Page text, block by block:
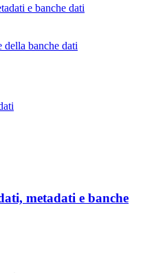
e banche dati
della banche dati
metadati e banche